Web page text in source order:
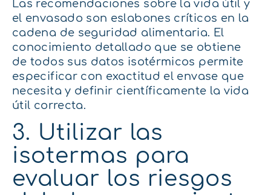
Las recomendaciones sobre la vida útil y
el envasado son eslabones críticos en la
cadena de seguridad alimentaria. El
conocimiento detallado que se obtiene
de todos sus datos isotérmicos permite
especificar con exactitud el envase que
necesita y definir científicamente la vida
útil correcta.
3. Utilizar las
isotermas para
evaluar los riesgos